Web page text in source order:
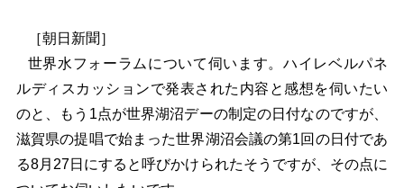
［朝日新聞］
世界水フォーラムについて伺います。ハイレベルパネ
ルディスカッションで発表された内容と感想を伺いたい
のと、もう1点が世界湖沼デーの制定の日付なのですが、
滋賀県の提唱で始まった世界湖沼会議の第1回の日付であ
る8月27日にすると呼びかけられたそうですが、その点に